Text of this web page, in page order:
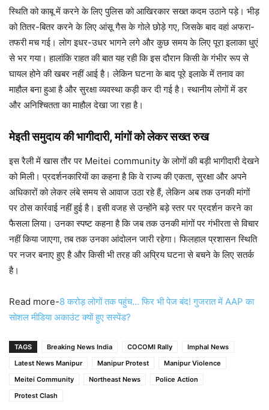
स्थिति को काबू में करने के लिए पुलिस को आखिरकार सख्त कदम उठाने पड़े। भीड़
को तितर-बितर करने के लिए आंसू गैस के गोले छोड़े गए, जिसके बाद वहां अफरा-
तफरी मच गई। लोग इधर-उधर भागने लगे और कुछ समय के लिए पूरा इलाका धुएं
से भर गया। हालांकि राहत की बात यह रही कि इस दौरान किसी के गंभीर रूप से
घायल होने की खबर नहीं आई है। लेकिन घटना के बाद पूरे इलाके में तनाव का
माहौल बना हुआ है और सुरक्षा व्यवस्था कड़ी कर दी गई है। स्थानीय लोगों में डर
और अनिश्चितता का माहौल देखा जा रहा है।
मेइती समुदाय की भागीदारी, मांगों को लेकर सख्त रुख
इस रैली में खास तौर पर Meitei community के लोगों की बड़ी भागीदारी देखने
को मिली। प्रदर्शनकारियों का कहना है कि वे राज्य की एकता, सुरक्षा और अपने
अधिकारों को लेकर लंबे समय से आवाज उठा रहे हैं, लेकिन अब तक उनकी मांगों
पर ठोस कार्रवाई नहीं हुई है। इसी वजह से उन्होंने बड़े स्तर पर प्रदर्शन करने का
फैसला लिया। उनका स्पष्ट कहना है कि जब तक उनकी मांगों पर गंभीरता से विचार
नहीं किया जाएगा, तब तक उनका आंदोलन जारी रहेगा। फिलहाल प्रशासन स्थिति
पर नजर बनाए हुए है और किसी भी तरह की अप्रिय घटना से बचने के लिए सतर्क
है।
Read more-8 करोड़ लोगों तक पहुंच… फिर भी पेज बंद! गुजरात में AAP का
सोशल मीडिया अकाउंट क्यों हुए सस्पेंड?
TAGS Breaking News India COCOMI Rally
Imphal News
Latest News Manipur
Manipur Protest
Manipur Violence
Meitei Community
Northeast News
Police Action
Protest Clash